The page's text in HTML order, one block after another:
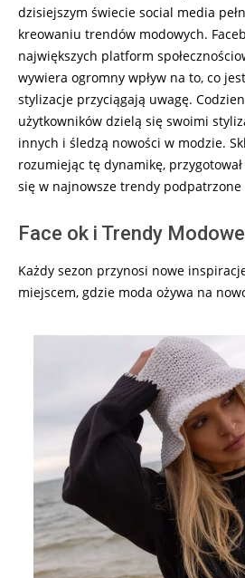
dzisiejszym świecie social media
kreowaniu trendów modowych.
największych platform
wywiera ogromny wpływ na to, co
stylizacje przyciągają uwagę.
użytkowników dzielą się swoimi
innych i śledzą nowości w modzie.
rozumiejąc tę dynamikę,
się w najnowsze trendy podpatrzone
Face ok i Trendy
Każdy sezon przynosi nowe
miejscem, gdzie moda ożywa na